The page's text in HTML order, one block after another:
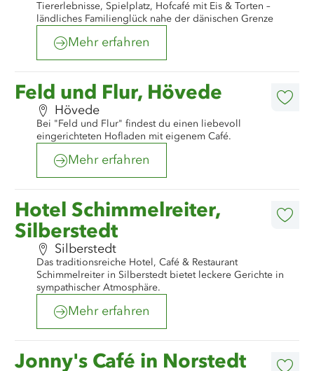
Tiererlebnisse, Spielplatz, Hofcafé mit Eis & Torten –
ländliches Familienglück nahe der dänischen Grenze
Mehr erfahren
Feld und Flur, Hövede
Hövede
Bei "Feld und Flur" findest du einen liebevoll
eingerichteten Hofladen mit eigenem Café.
Mehr
erfahren
Mehr erfahren
Hotel Schimmelreiter,
Silberstedt
Silberstedt
Das traditionsreiche Hotel, Café & Restaurant
Schimmelreiter in Silberstedt bietet leckere Gerichte in
sympathischer Atmosphäre.
Mehr
erfahren
Mehr erfahren
Jonny's Café in Norstedt
Mehr
erfahren